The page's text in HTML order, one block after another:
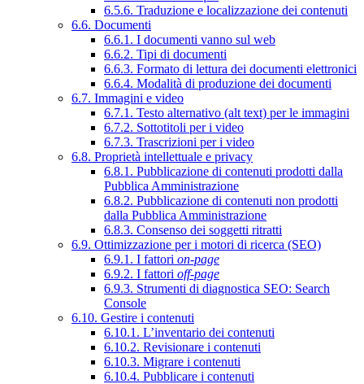
6.5.6. Traduzione e localizzazione dei contenuti
6.6. Documenti
6.6.1. I documenti vanno sul web
6.6.2. Tipi di documenti
6.6.3. Formato di lettura dei documenti elettronici
6.6.4. Modalità di produzione dei documenti
6.7. Immagini e video
6.7.1. Testo alternativo (alt text) per le immagini
6.7.2. Sottotitoli per i video
6.7.3. Trascrizioni per i video
6.8. Proprietà intellettuale e privacy
6.8.1. Pubblicazione di contenuti prodotti dalla
Pubblica Amministrazione
6.8.2. Pubblicazione di contenuti non prodotti
dalla Pubblica Amministrazione
6.8.3. Consenso dei soggetti ritratti
6.9. Ottimizzazione per i motori di ricerca (SEO)
6.9.1. I fattori on-page
6.9.2. I fattori off-page
6.9.3. Strumenti di diagnostica SEO: Search
Console
6.10. Gestire i contenuti
6.10.1. L’inventario dei contenuti
6.10.2. Revisionare i contenuti
6.10.3. Migrare i contenuti
6.10.4. Pubblicare i contenuti